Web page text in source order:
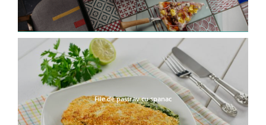
File de pastrav cu spanac